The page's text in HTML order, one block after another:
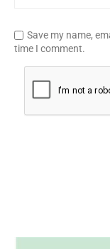
Save my name,
time I comment.